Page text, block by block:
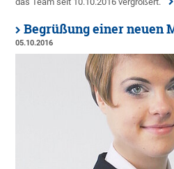
Begrüßung einer neuen
05.10.2016